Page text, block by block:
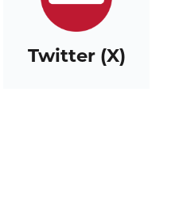
Twitter (X)